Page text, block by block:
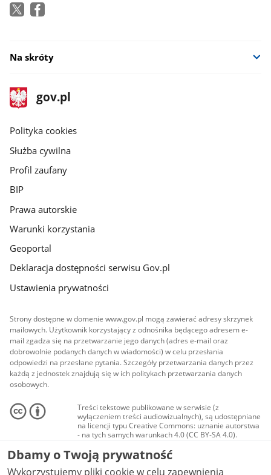
Na skróty
stopka
gov.pl
Strona
gov.pl
gov.pl
Polityka cookies
Służba cywilna
Profil zaufany
BIP
Prawa autorskie
Warunki korzystania
Geoportal
Deklaracja dostępności serwisu Gov.pl
Ustawienia prywatności
Strony dostępne w domenie www.gov.pl mogą zawierać adresy skrzynek
mailowych. Użytkownik korzystający z odnośnika będącego adresem e-
mail zgadza się na przetwarzanie jego danych (adres e-mail oraz
dobrowolnie podanych danych w wiadomości) w celu przesłania
odpowiedzi na przesłane pytania. Szczegóły przetwarzania danych przez
każdą z jednostek znajdują się w ich politykach przetwarzania danych
osobowych.
Treści tekstowe publikowane w serwisie (z
wyłączeniem treści audiowizualnych), są udostępniane
na licencji typu Creative Commons: uznanie autorstwa
- na tych samych warunkach 4.0 (CC BY-SA 4.0).
Materiały audiowizualne, w tym zdjęcia, materiały
audio i wideo, są udostępniane na licencji typu
Creative Commons: uznanie autorstwa użycie
niekomercyjne - bez utworów zależnych 4.0 (CC BY-
Dbamy o Twoją prywatność
Wykorzystujemy pliki cookie w celu zapewnienia